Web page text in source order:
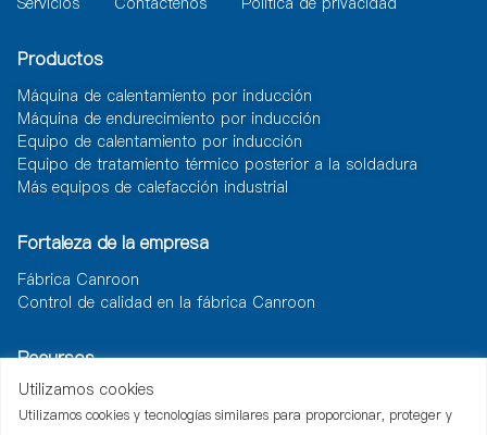
Utilizamos cookies
Utilizamos cookies y tecnologías similares para proporcionar, proteger y
Productos
Máquina de calentamiento por inducción
Máquina de endurecimiento por inducción
Equipo de calentamiento por inducción
Equipo de tratamiento térmico posterior a la soldadura
Más equipos de calefacción industrial
Fortaleza de la empresa
Fábrica Canroon
Control de calidad en la fábrica Canroon
Recursos
Noticias Documento